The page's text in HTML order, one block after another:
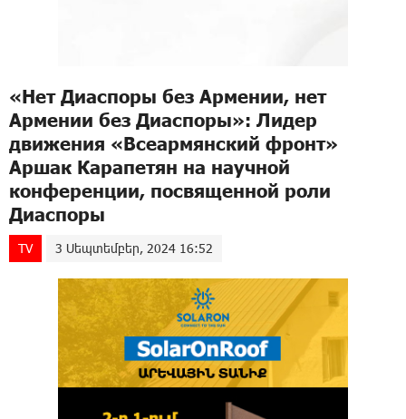
«Нет Диаспоры без Армении, нет
Армении без Диаспоры»։ Лидер
движения «Всеармянский фронт»
Аршак Карапетян на научной
конференции, посвященной роли
Диаспоры
TV 3 Սեպտեմբեր, 2024 16:52